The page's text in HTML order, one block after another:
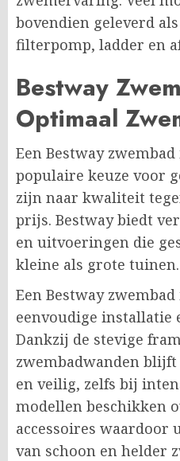
bovendien geleverd
filterpomp, ladder en
Bestway
Optimaal
Een Bestway zwembad
populaire keuze voor
zijn naar kwaliteit
prijs. Bestway biedt
en uitvoeringen die
kleine als grote tuinen.
Een Bestway
eenvoudige installatie
Dankzij de stevige
zwembadwanden
en veilig, zelfs bij
modellen beschikken
accessoires waardoor
van schoon en helder